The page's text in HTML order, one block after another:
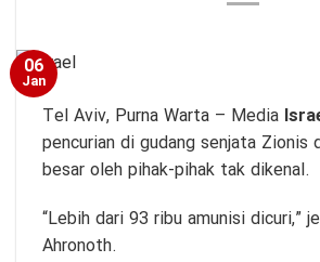
06
Jan
Tel Aviv, Purna Warta – Media
pencurian di gudang senjata Zionis
besar oleh pihak-pihak tak dikenal.
“Lebih dari 93 ribu amunisi dicuri,”
Ahronoth.